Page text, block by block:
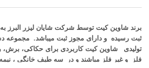
ثبت رسیده و دارای مجوز ثبت میباشد. مجموعه
تولیدی شاوین کیت کاربردی برای حکاکی، برش،
فلز و غیر فلز مباشند و در سه طیف خانگی ،